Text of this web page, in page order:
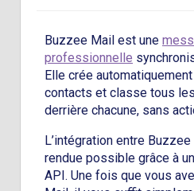
Buzzee Mail est une
professionnelle
Elle crée
contacts et classe tous
derrière chacune, sans
L’intégration entre
rendue possible grâce à
API. Une fois que vous